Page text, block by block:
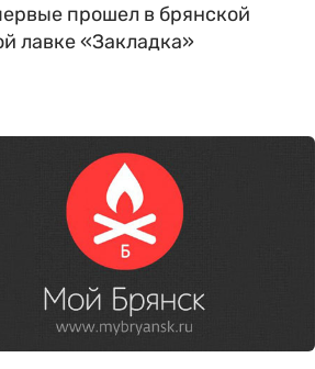
прошел в брянской
лавке «Закладка»